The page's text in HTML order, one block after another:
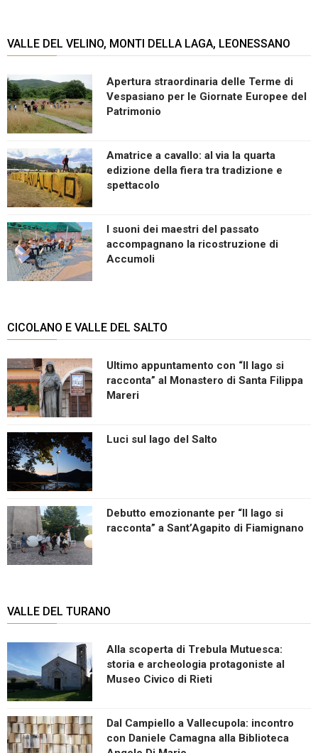
VALLE DEL VELINO, MONTI DELLA LAGA, LEONESSANO
Apertura straordinaria delle Terme di
Vespasiano per le Giornate Europee del
Patrimonio
Amatrice a cavallo: al via la quarta
edizione della fiera tra tradizione e
spettacolo
I suoni dei maestri del passato
accompagnano la ricostruzione di
Accumoli
CICOLANO E VALLE DEL SALTO
Ultimo appuntamento con “Il lago si
racconta” al Monastero di Santa Filippa
Mareri
Luci sul lago del Salto
Debutto emozionante per “Il lago si
racconta” a Sant’Agapito di Fiamignano
VALLE DEL TURANO
Alla scoperta di Trebula Mutuesca:
storia e archeologia protagoniste al
Museo Civico di Rieti
Dal Campiello a Vallecupola: incontro
con Daniele Camagna alla Biblioteca